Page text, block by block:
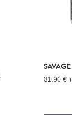
31,90 €